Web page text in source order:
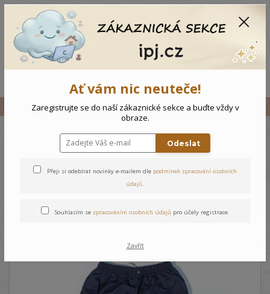
Vše Dětské kalhoty s podšívkou - 98-104
Dětské kalhoty s podšívkou -
98-104
Ať vám nic neuteče!
Zaregistrujte se do naší zákaznické sekce a buďte vždy v
obraze.
Odeslat
Přeji si odebírat novinky e-mailem dle podmínek zpracování osobních
údajů.
Souhlasím se zpracováním osobních údajů pro účely registrace.
Zavřít